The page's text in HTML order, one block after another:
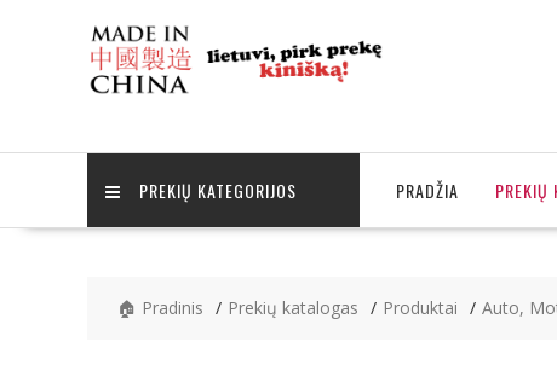
PREKIŲ KATEGORIJOS PRADŽIA PREKIŲ
🏠 Pradinis Prekių katalogas Produktai Auto,